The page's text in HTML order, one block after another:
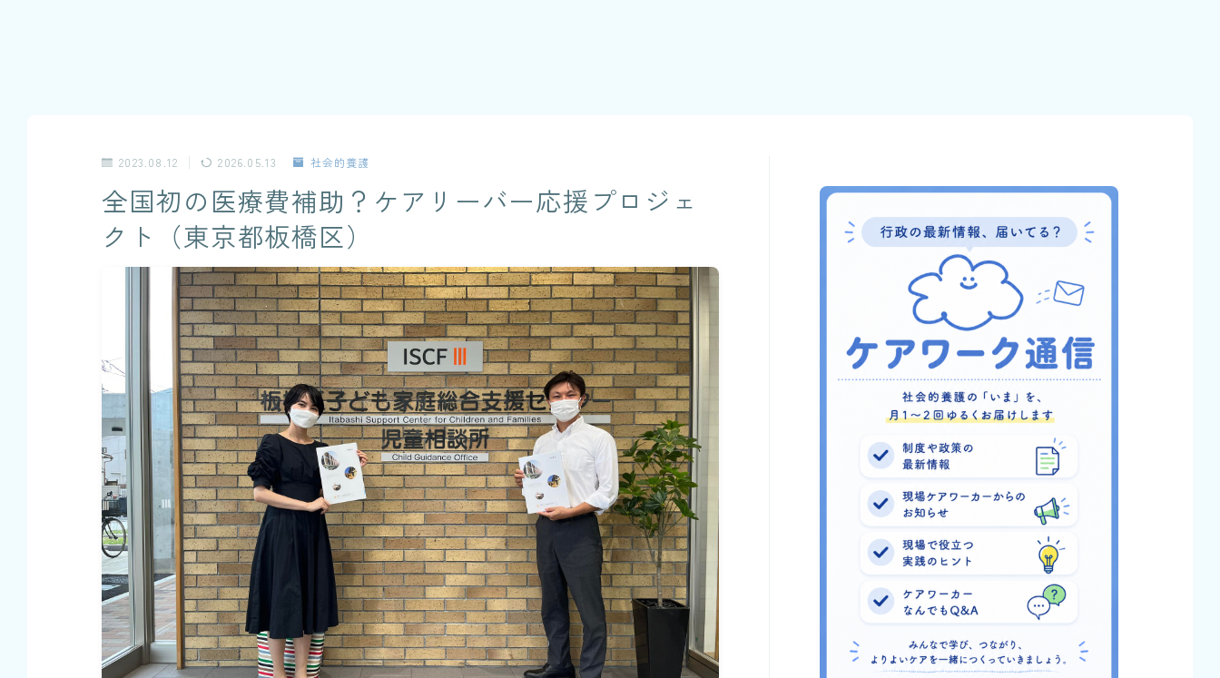
2023.08.12 2026.05.13 社会的養護
全国初の医療費補助？ケアリーバー応援プロジェ
クト（東京都板橋区）